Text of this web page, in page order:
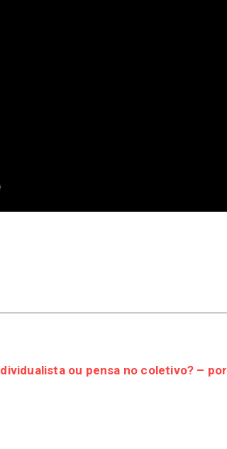
ou pensa no coletivo? – por